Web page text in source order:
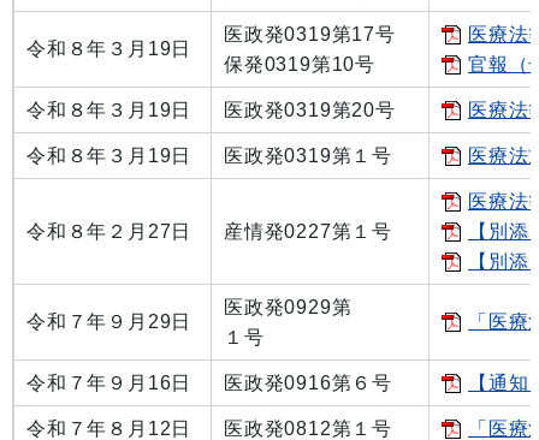
令和８年３月19日
医政発0319第17号
保発0319第10号
医療法
官報（
令和８年３月19日 医政発0319第20号 医療法
令和８年３月19日 医政発0319第１号 医療法
令和８年２月27日 産情発0227第１号
医療法
【別
【別
令和７年９月29日
医政発0929第
１号
「医
令和７年９月16日 医政発0916第６号 【通
令和７年８月12日 医政発0812第１号 「医